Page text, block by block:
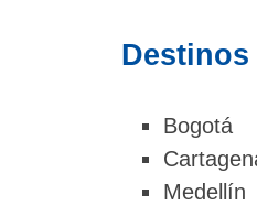
Destinos
Bogotá
Medellín